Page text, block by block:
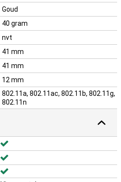
Goud
40 gram
nvt
41 mm
41 mm
12 mm
802.11a, 802.11ac, 802.11b, 802.11g,
802.11n